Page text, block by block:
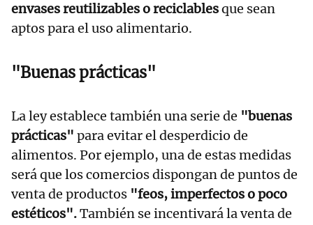
envases reutilizables o reciclablesque sean
aptos para el uso alimentario.
"Buenas prácticas"
La ley establece también una serie de "buenas
prácticas" para evitar el desperdicio de
alimentos. Por ejemplo, una de estas medidas
será que los comercios dispongan de puntos de
venta de productos "feos, imperfectos o poco
estéticos".También se incentivará la venta de